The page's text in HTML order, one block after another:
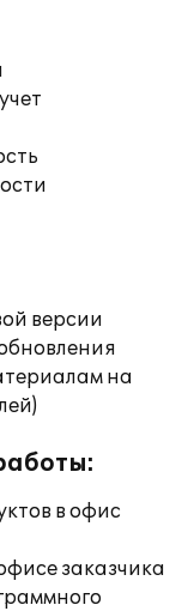
версии
на
в офис
заказчика